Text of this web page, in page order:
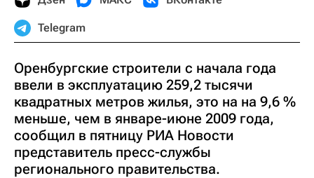
Telegram
Оренбургские строители с начала года
ввели в эксплуатацию 259,2 тысячи
квадратных метров жилья, это на на 9,6 %
меньше, чем в январе-июне 2009 года,
сообщил в пятницу РИА Новости
представитель пресс-службы
регионального правительства.